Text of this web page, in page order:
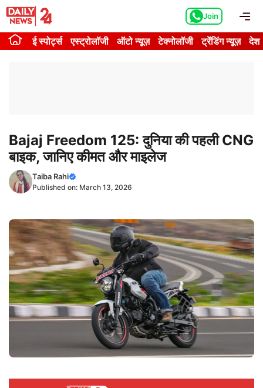
Skip
content
Join
ई स्पोर्ट्स एस्ट्रोलॉजी ऑटो न्यूज़ टेक्नोलॉजी ट्रेंडिंग न्यूज़ देश
Bajaj Freedom 125: दुनिया की पहली CNG
बाइक, जानिए कीमत और माइलेज
Taiba Rahi
Published on: March 13, 2026